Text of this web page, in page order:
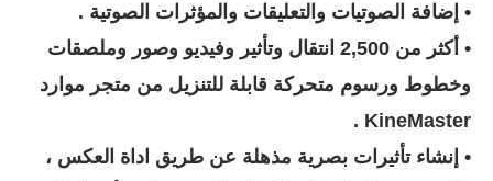
• إضافة الصوتيات والتعليقات والمؤثرات الصوتية .
• أكثر من 2,500 انتقال وتأثير وفيديو وصور وملصقات
وخطوط ورسوم متحركة قابلة للتنزيل من متجر موارد
KineMaster .
• إنشاء تأثيرات بصرية مذهلة عن طريق اداة العكس ،